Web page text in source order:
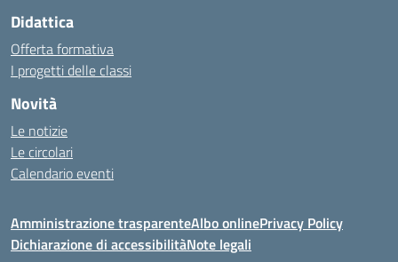
Didattica
Offerta formativa
I progetti delle classi
Novità
Le notizie
Le circolari
Calendario eventi
Amministrazione trasparenteAlbo onlinePrivacy Policy
Dichiarazione di accessibilitàNote legali